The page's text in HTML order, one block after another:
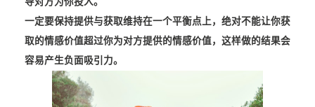
一定要保持提供与获取维持在一个平衡点上，绝对不能让你获
取的情感价值超过你为对方提供的情感价值，这样做的结果会
容易产生负面吸引力。